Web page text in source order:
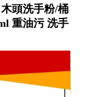
木頭洗手粉/桶
重油污 洗手